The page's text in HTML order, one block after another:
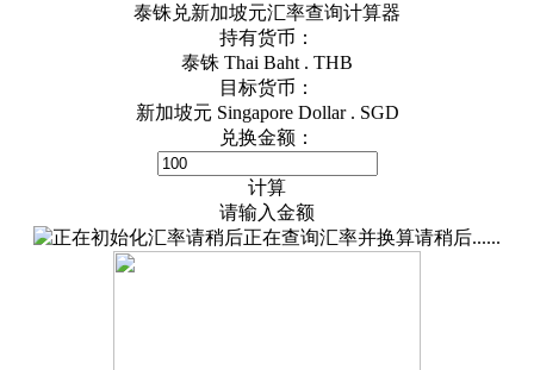
泰铢兑新加坡元汇率查询计算器
持有货币：
泰铢 Thai Baht . THB
目标货币：
新加坡元 Singapore Dollar . SGD
兑换金额：
计算
请输入金额
正在查询汇率并换算请稍后......